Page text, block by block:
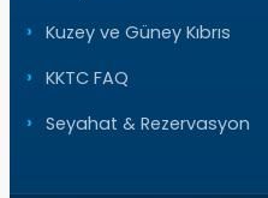
Kuzey ve Güney Kıbrıs
KKTC FAQ
Seyahat & Rezervasyon